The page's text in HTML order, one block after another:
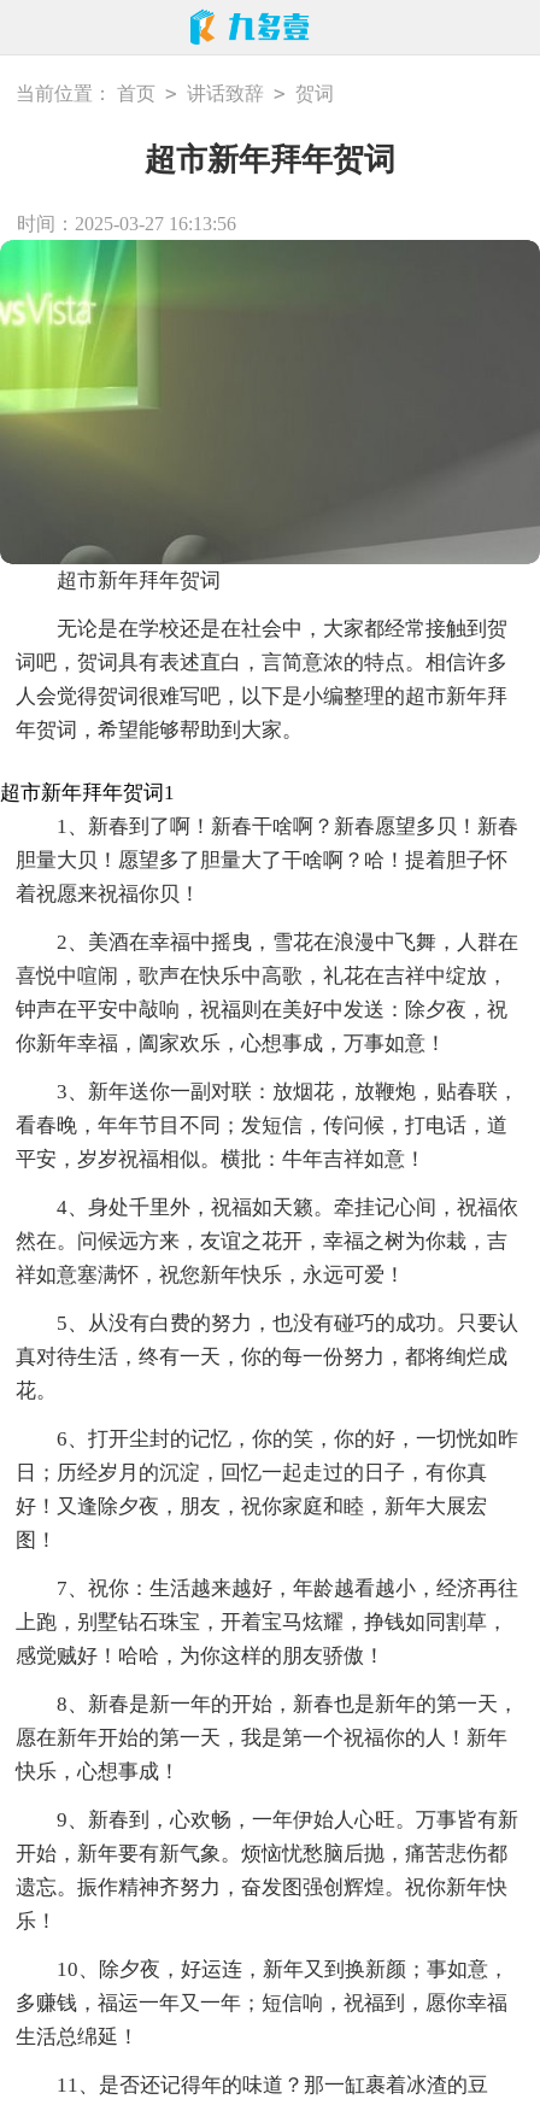
当前位置： 首页 > 讲话致辞 > 贺词
超市新年拜年贺词
时间：2025-03-27 16:13:56
超市新年拜年贺词
无论是在学校还是在社会中，大家都经常接触到贺
词吧，贺词具有表述直白，言简意浓的特点。相信许多
人会觉得贺词很难写吧，以下是小编整理的超市新年拜
年贺词，希望能够帮助到大家。
超市新年拜年贺词1
1、新春到了啊！新春干啥啊？新春愿望多贝！新春
胆量大贝！愿望多了胆量大了干啥啊？哈！提着胆子怀
着祝愿来祝福你贝！
2、美酒在幸福中摇曳，雪花在浪漫中飞舞，人群在
喜悦中喧闹，歌声在快乐中高歌，礼花在吉祥中绽放，
钟声在平安中敲响，祝福则在美好中发送：除夕夜，祝
你新年幸福，阖家欢乐，心想事成，万事如意！
3、新年送你一副对联：放烟花，放鞭炮，贴春联，
看春晚，年年节目不同；发短信，传问候，打电话，道
平安，岁岁祝福相似。横批：牛年吉祥如意！
4、身处千里外，祝福如天籁。牵挂记心间，祝福依
然在。问候远方来，友谊之花开，幸福之树为你栽，吉
祥如意塞满怀，祝您新年快乐，永远可爱！
5、从没有白费的努力，也没有碰巧的成功。只要认
真对待生活，终有一天，你的每一份努力，都将绚烂成
花。
6、打开尘封的记忆，你的笑，你的好，一切恍如昨
日；历经岁月的沉淀，回忆一起走过的日子，有你真
好！又逢除夕夜，朋友，祝你家庭和睦，新年大展宏
图！
7、祝你：生活越来越好，年龄越看越小，经济再往
上跑，别墅钻石珠宝，开着宝马炫耀，挣钱如同割草，
感觉贼好！哈哈，为你这样的朋友骄傲！
8、新春是新一年的开始，新春也是新年的第一天，
愿在新年开始的第一天，我是第一个祝福你的人！新年
快乐，心想事成！
9、新春到，心欢畅，一年伊始人心旺。万事皆有新
开始，新年要有新气象。烦恼忧愁脑后抛，痛苦悲伤都
遗忘。振作精神齐努力，奋发图强创辉煌。祝你新年快
乐！
10、除夕夜，好运连，新年又到换新颜；事如意，
多赚钱，福运一年又一年；短信响，祝福到，愿你幸福
生活总绵延！
11、是否还记得年的味道？那一缸裹着冰渣的豆